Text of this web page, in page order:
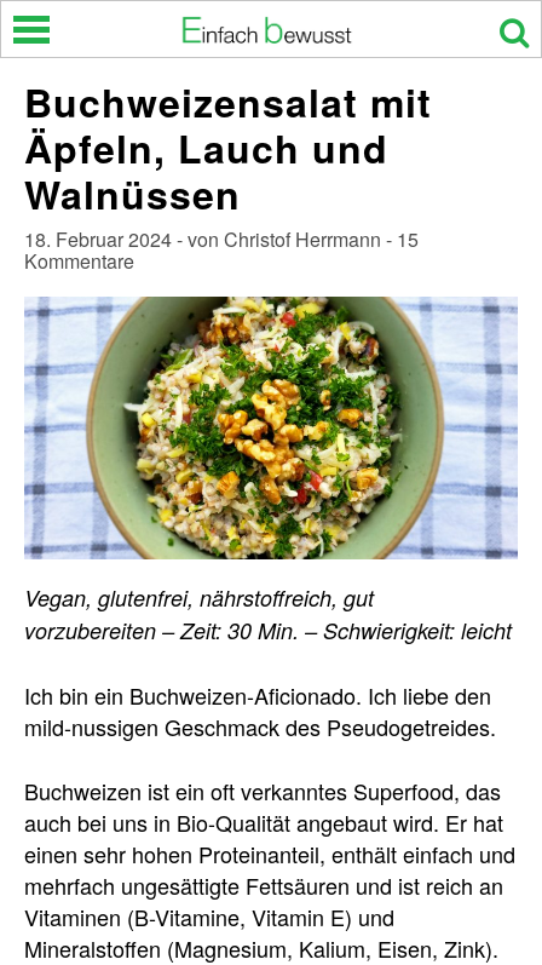
Skip
Buchweizensalat mit
Äpfeln, Lauch und
Walnüssen
18. Februar 2024 - von Christof Herrmann - 15
Kommentare
Vegan, glutenfrei, nährstoffreich, gut
vorzubereiten – Zeit: 30 Min. – Schwierigkeit: leicht
Ich bin ein Buchweizen-Aficionado. Ich liebe den
mild-nussigen Geschmack des Pseudogetreides.
Buchweizen ist ein oft verkanntes Superfood, das
auch bei uns in Bio-Qualität angebaut wird. Er hat
einen sehr hohen Proteinanteil, enthält einfach und
mehrfach ungesättigte Fettsäuren und ist reich an
Vitaminen (B-Vitamine, Vitamin E) und
Mineralstoffen (Magnesium, Kalium, Eisen, Zink).